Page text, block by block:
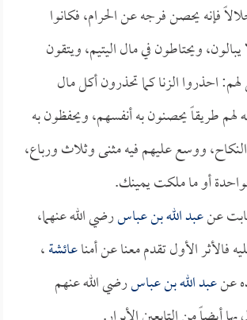
فإنه يحصن فرجه عن الحرام، فكانوا
ويحتاطون في مال اليتيم، ويتقون
احذروا الزنا كما تحذرون أكل مال
لهم طريقاً يحصنون به أنفسهم، ويحفظون به
ووسع عليهم فيه مثنى وثلاث ورباع،
أو ما ملكت يمينك.
عنعبد الله بن عباسرضي الله عنهما،
فالأثر الأول تقدم معنا عن أمناعائشة،
عنعبد الله بن عباسرضي الله عنهم